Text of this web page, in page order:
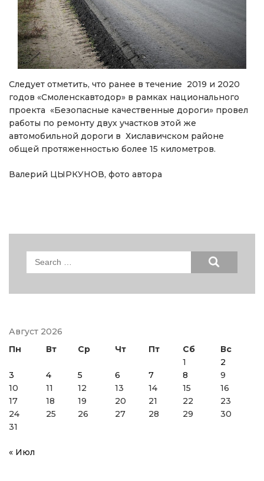
Следует отметить, что ранее в течение 2019 и 2020
годов «Смоленскавтодор» в рамках национального
проекта «Безопасные качественные дороги» провел
работы по ремонту двух участков этой же
автомобильной дороги в Хиславичском районе
общей протяженностью более 15 километров.
Валерий ЦЫРКУНОВ, фото автора
Search
Август 2026
Пн
Вт Ср Чт Пт Сб
Вс
1
2
3
4 5 6 7 8
9
10
11 12 13 14 15
16
17
18 19 20 21 22
23
24
25 26 27 28 29
30
31
« Июл